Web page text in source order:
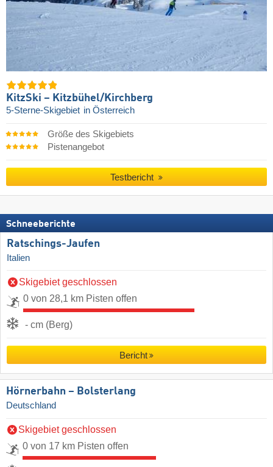
KitzSki – Kitzbühel/​Kirchberg
5-Sterne-Skigebiet in Österreich
Größe des Skigebiets
Pistenangebot
Testbericht
Schneeberichte
Ratschings-Jaufen
Italien
Skigebiet geschlossen
0 von 28,1 km Pisten offen
- cm (Berg)
Bericht
Hörnerbahn – Bolsterlang
Deutschland
Skigebiet geschlossen
0 von 17 km Pisten offen